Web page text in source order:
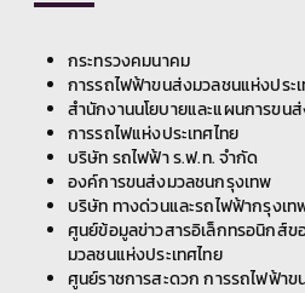
กระทรวงคมนาคม
การรถไฟฟ้าขนส่งมวลชนแห่งประ
สำนักงานนโยบายและแผนการขน
การรถไฟแห่งประเทศไทย
บริษัท รถไฟฟ้า ร.ฟ.ท. จำกัด
องค์การขนส่งมวลชนกรุงเทพ
บริษัท ทางด่วนและรถไฟฟ้ากรุงเ
ศูนย์ข้อมูลข่าวสารอิเล็กทรอนิกส์ข
มวลชนแห่งประเทศไทย
ศูนย์ราชการสะดวก การรถไฟฟ้าข